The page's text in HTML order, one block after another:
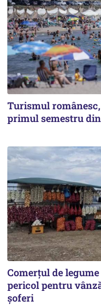
Turismul
primul semestru
Comerțul de
pericol pentru
șoferi